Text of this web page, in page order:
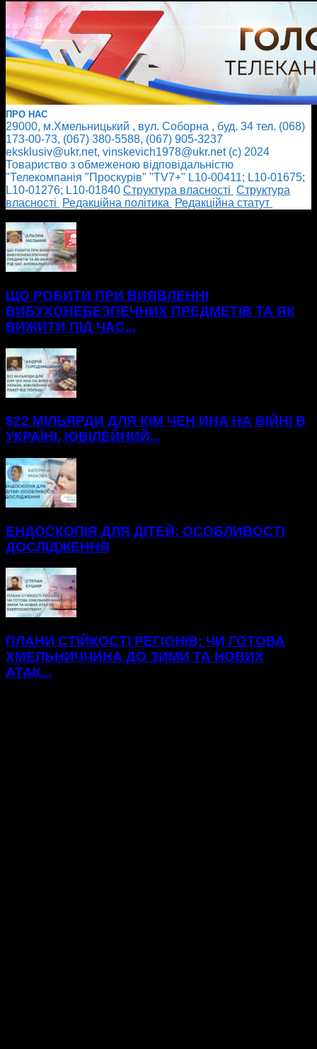
ПРО НАС
29000, м.Хмельницький , вул. Соборна , буд. 34 тел. (068)
173-00-73, (067) 380-5588, (067) 905-3237
eksklusiv@ukr.net, vinskevich1978@ukr.net (с) 2024
Товариство з обмеженою відповідальністю
"Телекомпанія "Проскурів" "TV7+" L10-00411; L10-01675;
L10-01276; L10-01840 Cтруктура власності Cтруктура
власності
Редакційна політика
Редакційна статут
ЩО РОБИТИ ПРИ ВИЯВЛЕННІ
ВИБУХОНЕБЕЗПЕЧНИХ ПРЕДМЕТІВ ТА ЯК
ВИЖИТИ ПІД ЧАС...
$22 МІЛЬЯРДИ ДЛЯ КІМ ЧЕН ИНА НА ВІЙНІ В
УКРАЇНІ, ЮВІЛЕЙНИЙ...
ЕНДОСКОПІЯ ДЛЯ ДІТЕЙ: ОСОБЛИВОСТІ
ДОСЛІДЖЕННЯ
ПЛАНИ СТІЙКОСТІ РЕГІОНІВ: ЧИ ГОТОВА
ХМЕЛЬНИЧЧИНА ДО ЗИМИ ТА НОВИХ
АТАК...